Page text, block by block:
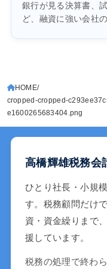
銀行が見る決算書、
ど、融資に強い会社
HOME
cropped-cropped-
e1600265683404.png
高橋輝雄税務会
ひとり社長・小規
す。税務顧問だけ
資・資金繰りまで
援しています。
税務の処理で終わ